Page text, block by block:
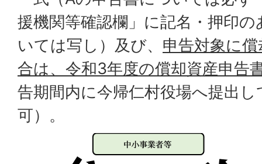
援機関等確認欄」に記名・押印
いては写し）及び、 申告対象に
合は、令和3年度の償却資産申告
告期間内に今帰仁村役場へ提出
可）。